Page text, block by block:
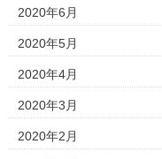
2020年6月
2020年5月
2020年4月
2020年3月
2020年2月